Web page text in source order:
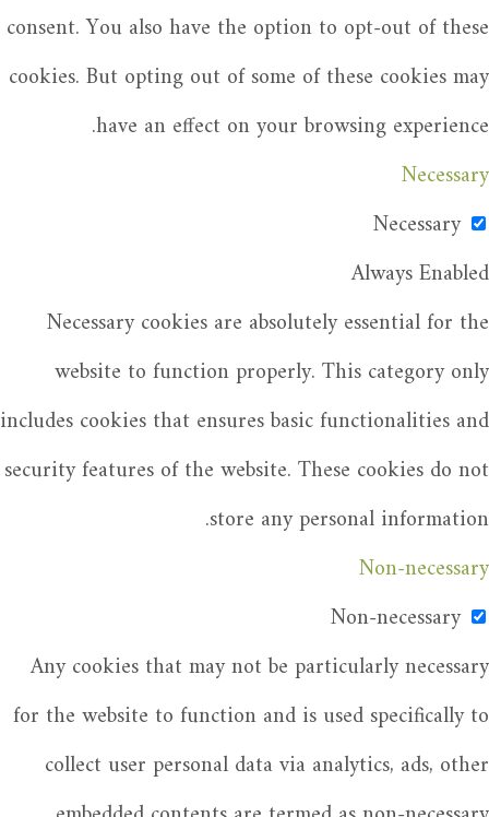
consent. You also have the option to opt-out of these
cookies. But opting out of some of these cookies may
have an effect on your browsing experience.
Necessary
Necessary
Always Enabled
Necessary cookies are absolutely essential for the
website to function properly. This category only
includes cookies that ensures basic functionalities and
security features of the website. These cookies do not
store any personal information.
Non-necessary
Non-necessary
Any cookies that may not be particularly necessary
for the website to function and is used specifically to
collect user personal data via analytics, ads, other